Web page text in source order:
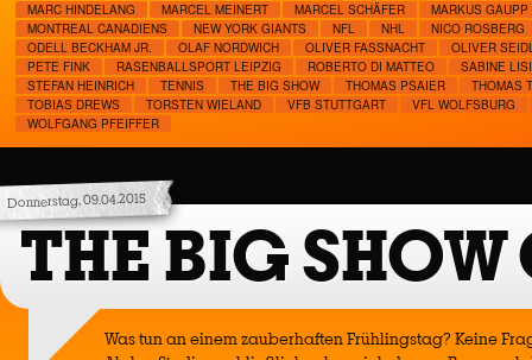
MARC HINDELANG
MARCEL MEINERT MARCEL SCHÄFER
MARKUS GAUPP
MONTREAL CANADIENS
NEW YORK GIANTS NFL NHL
NICO ROSBERG
ODELL BECKHAM JR.
OLAF NORDWICH OLIVER FASSNACHT
OLIVER
PETE FINK
RASENBALLSPORT LEIPZIG ROBERTO DI MATTEO
SABINE
STEFAN HEINRICH
TENNIS THE BIG SHOW THOMAS PSAIER
THOMAS
TOBIAS DREWS
TORSTEN WIELAND VFB STUTTGART
VFL WOLFSBURG
WOLFGANG PFEIFFER
Donnerstag, 09.04.2015
THE BIG
Was tun an einem zauberhaften Frühlingstag? Keine